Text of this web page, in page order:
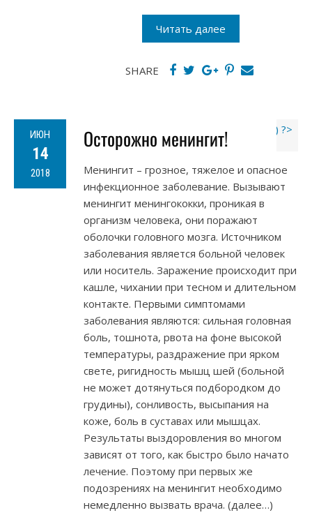
Читать далее
SHARE
ИЮН
14
2018
Осторожно менингит!
Менингит – грозное, тяжелое и опасное
инфекционное заболевание. Вызывают
менингит менингококки, проникая в
организм человека, они поражают
оболочки головного мозга. Источником
заболевания является больной человек
или носитель. Заражение происходит при
кашле, чихании при тесном и длительном
контакте. Первыми симптомами
заболевания являются: сильная головная
боль, тошнота, рвота на фоне высокой
температуры, раздражение при ярком
свете, ригидность мышц шей (больной
не может дотянуться подбородком до
грудины), сонливость, высыпания на
коже, боль в суставах или мышцах.
Результаты выздоровления во многом
зависят от того, как быстро было начато
лечение. Поэтому при первых же
подозрениях на менингит необходимо
немедленно вызвать врача. (далее…)